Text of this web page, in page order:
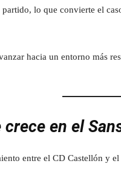
lo que convierte el
hacia un entorno más
en el
entre el CD Castellón y